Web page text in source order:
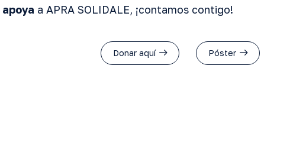
apoya a APRA SOLIDALE, ¡contamos contigo!
Donar aquí Póster